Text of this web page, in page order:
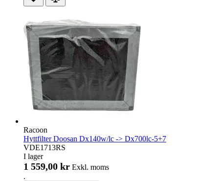
Racoon
Hyttfilter Doosan Dx140w/lc -> Dx700lc-5+7
VDE1713RS
I lager
1 559,00 kr Exkl. moms
.